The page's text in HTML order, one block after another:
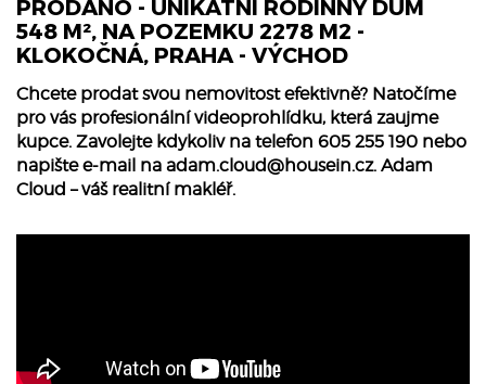
PRODÁNO - UNIKÁTNÍ RODINNÝ DŮM
548 M², NA POZEMKU 2278 M2 -
KLOKOČNÁ, PRAHA - VÝCHOD
Chcete prodat svou nemovitost efektivně? Natočíme
pro vás profesionální videoprohlídku, která zaujme
kupce. Zavolejte kdykoliv na telefon 605 255 190 nebo
napište e-mail na adam.cloud@housein.cz. Adam
Cloud – váš realitní makléř.